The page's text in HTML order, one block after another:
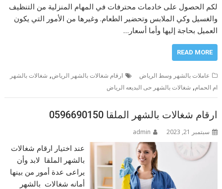
لكم الحصول على خادمات محترفات في المهام المنزلية من التنظيف
والغسيل وكي الملابس وتحضير الطعام. وغيرها من الأمور التي يكون
العميل بحاجة إليها وأما أسعار…
READ MORE
عاملات بالشهر وسط الرياض ارقام شغالات بالشهر الرياض, شغالات بالشهر
ام الحمام, شغالات بالشهر حى البديعه الرياض
ارقام شغالات بالشهر الملقا 0596690150
سبتمبر 21, 2023 admin
عند اختيار ارقام شغالات
بالشهر الملقا لابد وأن
يراعى عدة أمور من بينها
أمانه شغالات بالشهر